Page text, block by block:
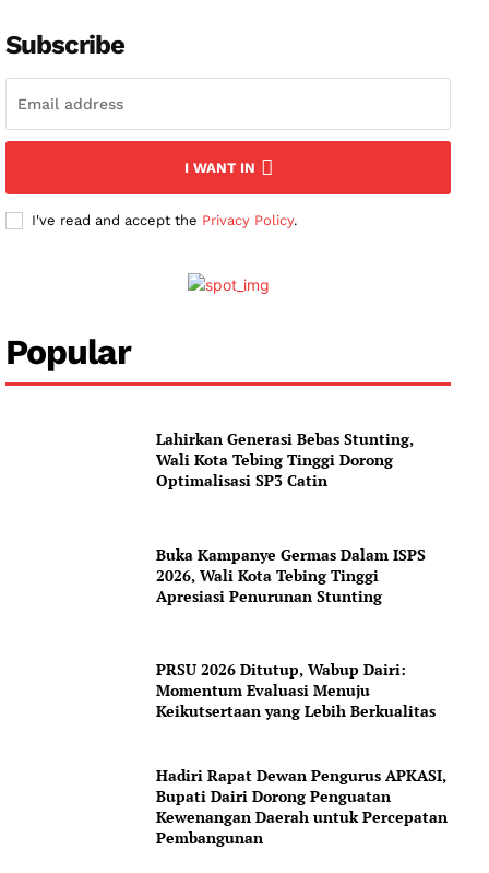
Company
Subscription Plans
My account
Subscribe
I WANT IN
I've read and accept the Privacy Policy.
Popular
Lahirkan Generasi Bebas Stunting,
Wali Kota Tebing Tinggi Dorong
Optimalisasi SP3 Catin
Buka Kampanye Germas Dalam ISPS
2026, Wali Kota Tebing Tinggi
Apresiasi Penurunan Stunting
PRSU 2026 Ditutup, Wabup Dairi:
Momentum Evaluasi Menuju
Keikutsertaan yang Lebih Berkualitas
Hadiri Rapat Dewan Pengurus APKASI,
Bupati Dairi Dorong Penguatan
Kewenangan Daerah untuk Percepatan
Pembangunan